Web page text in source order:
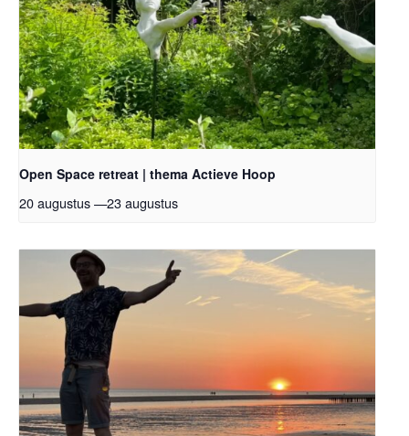
Open Space retreat | thema Actieve Hoop
20 augustus—23 augustus